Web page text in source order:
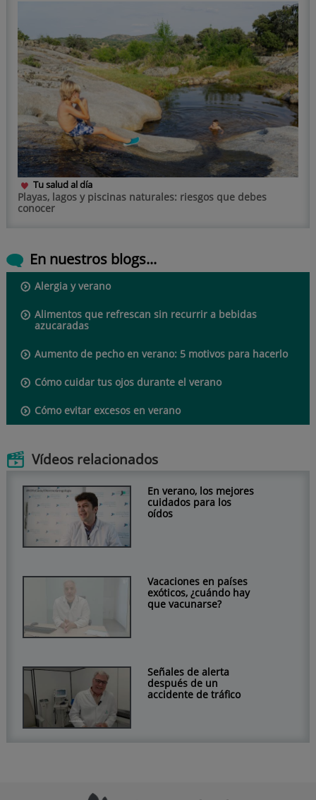
Tu salud al día
Playas, lagos y piscinas naturales: riesgos que debes
conocer
En nuestros blogs...
Alergia y verano
Alimentos que refrescan sin recurrir a bebidas
azucaradas
Aumento de pecho en verano: 5 motivos para hacerlo
Cómo cuidar tus ojos durante el verano
Cómo evitar excesos en verano
Vídeos relacionados
En verano, los mejores
cuidados para los
oídos
Vacaciones en países
exóticos, ¿cuándo hay
que vacunarse?
Señales de alerta
después de un
accidente de tráfico